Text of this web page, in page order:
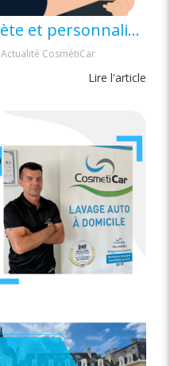
Une formation complète et personnalisée !
Actualité CosmétiCar
Lire l'article